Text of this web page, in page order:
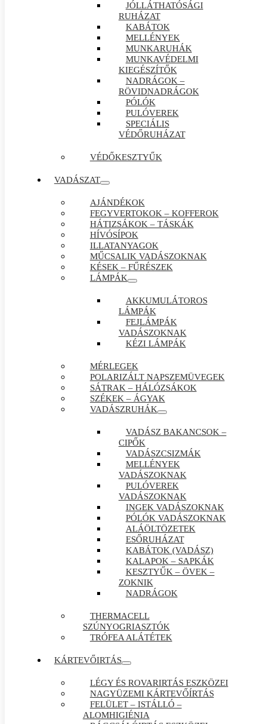
JÓLLÁTHATÓSÁGI
RUHÁZAT
KABÁTOK
MELLÉNYEK
MUNKARUHÁK
MUNKAVÉDELMI
KIEGÉSZÍTŐK
NADRÁGOK –
RÖVIDNADRÁGOK
PÓLÓK
PULÓVEREK
SPECIÁLIS
VÉDŐRUHÁZAT
VÉDŐKESZTYŰK
VADÁSZAT
AJÁNDÉKOK
FEGYVERTOKOK – KOFFEROK
HÁTIZSÁKOK – TÁSKÁK
HÍVÓSÍPOK
ILLATANYAGOK
MŰCSALIK VADÁSZOKNAK
KÉSEK – FŰRÉSZEK
LÁMPÁK
AKKUMULÁTOROS
LÁMPÁK
FEJLÁMPÁK
VADÁSZOKNAK
KÉZI LÁMPÁK
MÉRLEGEK
POLARIZÁLT NAPSZEMÜVEGEK
SÁTRAK – HÁLÓZSÁKOK
SZÉKEK – ÁGYAK
VADÁSZRUHÁK
VADÁSZ BAKANCSOK –
CIPŐK
VADÁSZCSIZMÁK
MELLÉNYEK
VADÁSZOKNAK
PULÓVEREK
VADÁSZOKNAK
INGEK VADÁSZOKNAK
PÓLÓK VADÁSZOKNAK
ALÁÖLTÖZETEK
ESŐRUHÁZAT
KABÁTOK (VADÁSZ)
KALAPOK – SAPKÁK
KESZTYŰK – ÖVEK –
ZOKNIK
NADRÁGOK
THERMACELL
SZÚNYOGRIASZTÓK
TRÓFEA ALÁTÉTEK
KÁRTEVŐIRTÁS
LÉGY ÉS ROVARIRTÁS ESZKÖZEI
NAGYÜZEMI KÁRTEVŐÍRTÁS
FELÜLET – ISTÁLLÓ –
ALOMHIGIÉNIA